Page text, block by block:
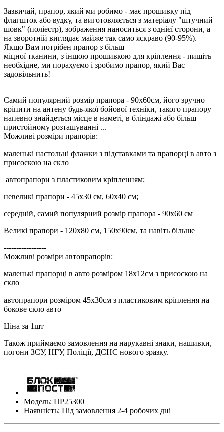
Зазвичай, прапор, який ми робимо - має прошивку під
флагшток або вудку, та виготовляється з матеріалу "штучний
шовк" (поліестр), зображення наноситься з однієї сторони, а
на зворотній виглядає майже так само яскраво (90-95%).
Якщо Вам потрібен прапор з більш
міцної тканини, з іншою прошивкою для кріплення - пишіть
необхідне, ми порахуємо і зробимо прапор, який Вас
задовільнить!
Самий популярний розмір прапора - 90х60см, його зручно
кріпити на антену будь-якої бойової техніки, такого прапору
напевно знайдеться місце в наметі, в бліндажі або більш
пристойному розташуванні ...
Можливі розміри прапорів:
маленькі настольні флажки з підставками та прапорці в авто з
присоскою на скло
автопрапори з пластиковим кріпленням;
невеликі прапори - 45х30 см, 60х40 см;
середній, самий популярний розмір прапора - 90х60 см
Великі прапори - 120х80 см, 150х90см, та навіть більше
-----------------
Можливі розміри автопрапорів:
маленькі прапорці в авто розміром 18х12см з присоскою на
скло
автопрапори розміром 45х30см з пластиковим кріплення на
бокове скло авто
Ціна за 1шт
Також приймаємо замовлення на нарукавні знаки, нашивки,
погони ЗСУ, НГУ, Поліції, ДСНС нового зразку.
Модель: ПР25300
Наявність: Під замовлення 2-4 робочих дні